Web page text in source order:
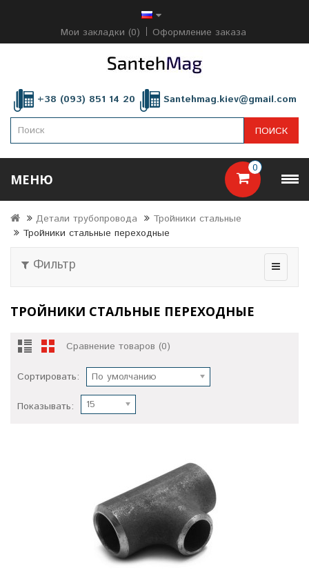
Мои закладки (0) Оформление заказа
+38 (093) 851 14 20 Santehmag.kiev@gmail.com
0
ПОИСК
МЕНЮ
Детали трубопровода
Тройники стальные
Тройники стальные переходные
Фильтр
ТРОЙНИКИ СТАЛЬНЫЕ ПЕРЕХОДНЫЕ
Сравнение товаров (0)
Сортировать: По умолчанию
Показывать: 15